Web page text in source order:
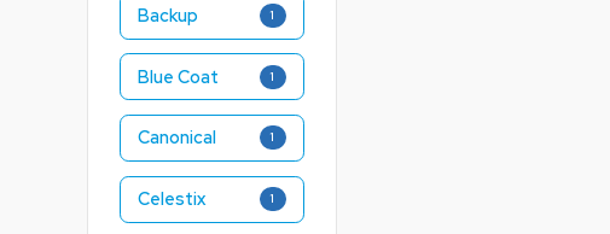
Backup 1
Blue Coat 1
Canonical 1
Celestix 1